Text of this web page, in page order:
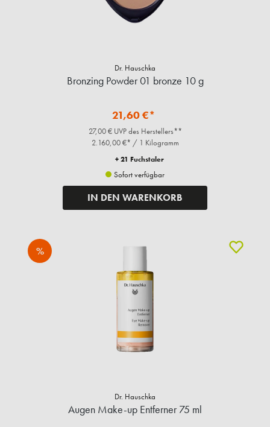
Dr. Hauschka
Bronzing Powder 01 bronze 10 g
21,60 €*
27,00 € UVP des Herstellers**
2.160,00 €* / 1 Kilogramm
+ 21 Fuchstaler
Sofort verfügbar
IN DEN WARENKORB
%
Dr. Hauschka
Augen Make-up Entferner 75 ml